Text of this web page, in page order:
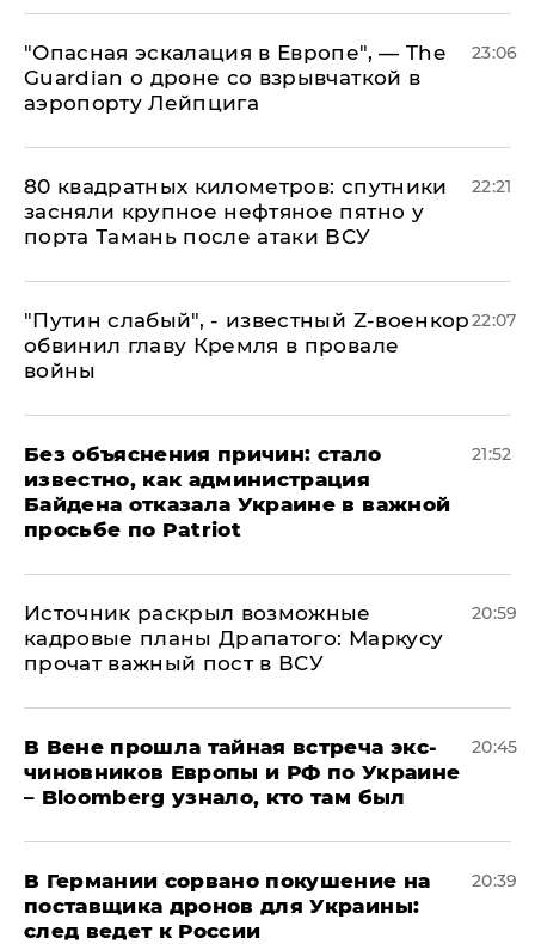
"Опасная эскалация в Европе", — The
Guardian о дроне со взрывчаткой в
аэропорту Лейпцига
23:06
80 квадратных километров: спутники
засняли крупное нефтяное пятно у
порта Тамань после атаки ВСУ
22:21
​"Путин слабый", - известный Z-военкор
обвинил главу Кремля в провале
войны
22:07
Без объяснения причин: стало
известно, как администрация
Байдена отказала Украине в важной
просьбе по Patriot
21:52
​Источник раскрыл возможные
кадровые планы Драпатого: Маркусу
прочат важный пост в ВСУ
20:59
В Вене прошла тайная встреча экс-
чиновников Европы и РФ по Украине
– Bloomberg узнало, кто там был
20:45
​В Германии сорвано покушение на
поставщика дронов для Украины:
след ведет к России
20:39